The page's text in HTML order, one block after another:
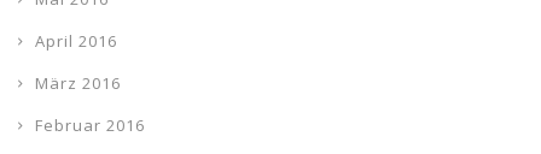
April 2016
März 2016
Februar 2016